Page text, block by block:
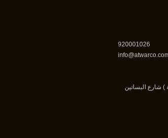
920001026
) شارع البساتين